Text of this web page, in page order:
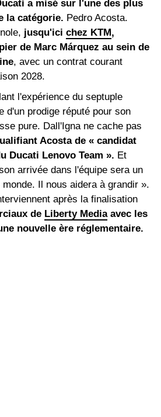
a misé sur l'une des plus
la catégorie. Pedro Acosta.
jusqu'ici chez KTM,
de Marc Márquez au sein de
, avec un contrat courant
2028.
l'expérience du septuple
d'un prodige réputé pour son
pure. Dall'Igna ne cache pas
Acosta de « candidat
Ducati Lenovo Team ». Et
arrivée dans l'équipe sera un
Il nous aidera à grandir ».
après la finalisation
de Liberty Mediaavec les
nouvelle ère réglementaire.